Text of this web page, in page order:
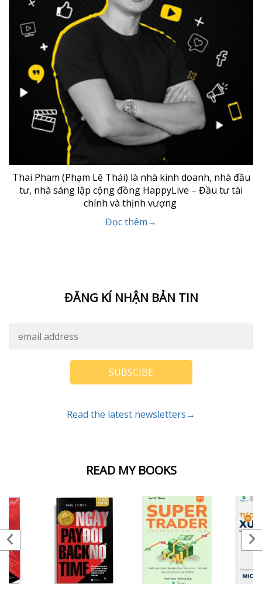
READ MY BOOKS
Thai Pham (Phạm Lê Thái) là nhà kinh doanh, nhà đầu
tư, nhà sáng lập cộng đồng HappyLive – Đầu tư tài
chính và thịnh vượng
Đọc thêm→
ĐĂNG KÍ NHẬN BẢN TIN
SUBSCIBE
Read the latest newsletters→